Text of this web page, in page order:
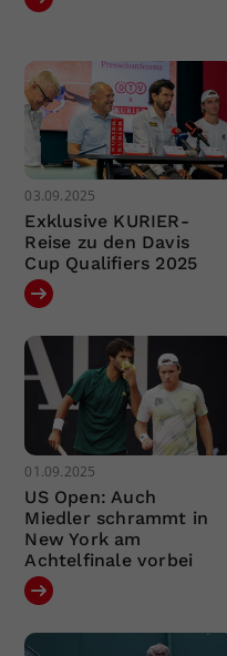
03.09.2025
Exklusive KURIER-
Reise zu den Davis
Cup Qualifiers 2025
01.09.2025
US Open: Auch
Miedler schrammt in
New York am
Achtelfinale vorbei